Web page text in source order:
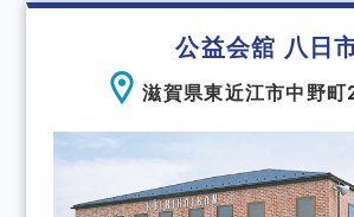
公益会舘 八日
滋賀県東近江市中野町